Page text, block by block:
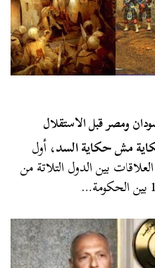
مش حكاية السد، أول
بين الدول التلاتة من